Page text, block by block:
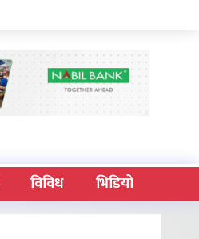
विविध भिडियो